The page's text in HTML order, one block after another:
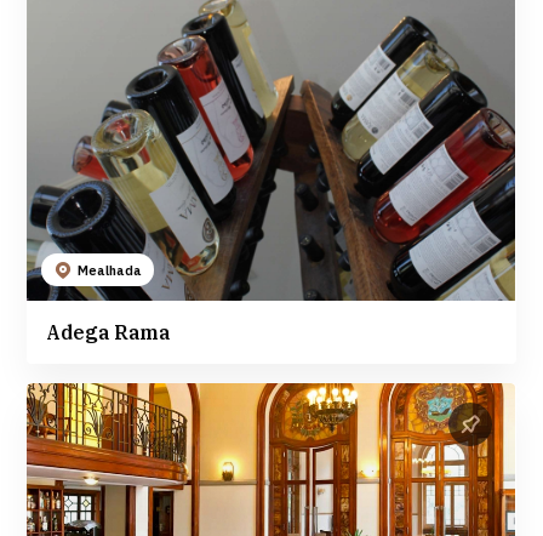
Mealhada
Adega Rama